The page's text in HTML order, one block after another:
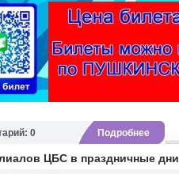
0 Подробнее
ЦБС в праздничные дни